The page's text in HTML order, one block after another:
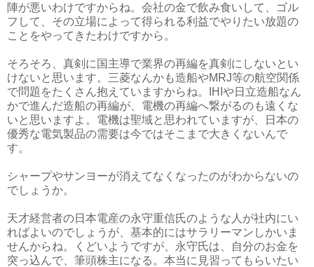
陣が悪いわけですからね。会社の金で飲み食いして、ゴル
フして、その立場によって得られる利益でやりたい放題の
ことをやってきたわけですから。
そろそろ、真剣に国主導で業界の再編を真剣にしないとい
けないと思います。三菱なんかも造船やMRJ等の航空関係
で問題をたくさん抱えていますからね。IHIや日立造船なん
かで進んだ造船の再編が、電機の再編へ繋がるのも遠くな
いと思いますよ。電機は聖域と思われていますが、日本の
優秀な電気製品の需要は今ではそこまで大きくないんで
す。
シャープやサンヨーが消えてなくなったのがわからないの
でしょうか。
天才経営者の日本電産の永守重信氏のような人が社内にい
ればよいのでしょうが、基本的にはサラリーマンしかいま
せんからね。くどいようですが、永守氏は、自分のお金を
突っ込んで、筆頭株主になる。本当に見習ってもらいたい